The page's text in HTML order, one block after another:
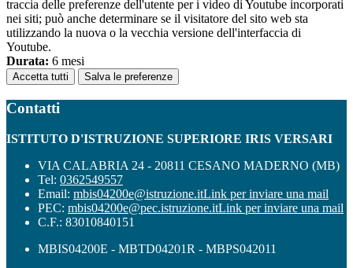
traccia delle preferenze dell'utente per i video di Youtube incorporati
nei siti; può anche determinare se il visitatore del sito web sta
utilizzando la nuova o la vecchia versione dell'interfaccia di
Youtube.
Durata: 6 mesi
Accetta tutti Salva le preferenze
Contatti
ISTITUTO D'ISTRUZIONE SUPERIORE IRIS VERSARI
VIA CALABRIA 24 - 20811 CESANO MADERNO (MB)
Tel: 0362549557
Email: mbis04200e@istruzione.itLink per inviare una mail
PEC: mbis04200e@pec.istruzione.itLink per inviare una mail
C.F.: 83010840151
MBIS04200E - MBTD04201R - MBPS042011